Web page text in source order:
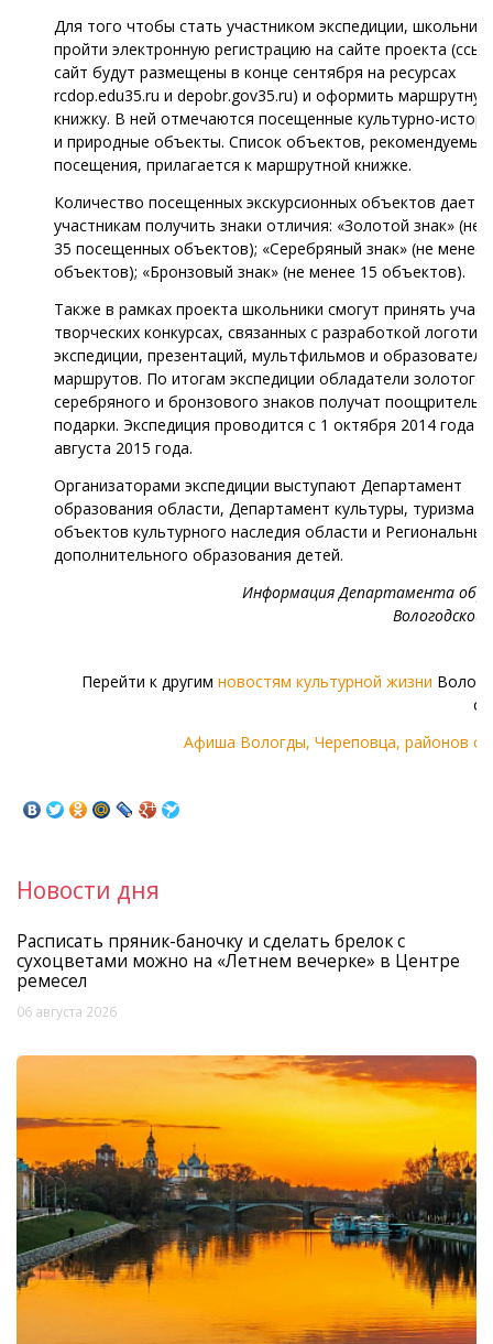
Для того чтобы стать участником экспедиции,
пройти электронную регистрацию на сайте проекта
сайт будут размещены в конце сентября на ресурсах
rcdop.edu35.ru и depobr.gov35.ru) и оформить маршрутную
книжку. В ней отмечаются посещенные культурно-
и природные объекты. Список объектов, рекомендуемых
посещения, прилагается к маршрутной книжке.
Количество посещенных экскурсионных объектов дает
участникам получить знаки отличия: «Золотой знак» (не
35 посещенных объектов); «Серебряный знак» (не менее
объектов); «Бронзовый знак» (не менее 15 объектов).
Также в рамках проекта школьники смогут принять
творческих конкурсах, связанных с разработкой
экспедиции, презентаций, мультфильмов и
маршрутов. По итогам экспедиции обладатели золотого,
серебряного и бронзового знаков получат
подарки. Экспедиция проводится с 1 октября 2014 года
августа 2015 года.
Организаторами экспедиции выступают Департамент
образования области, Департамент культуры, туризма
объектов культурного наследия области и
дополнительного образования детей.
Информация Департамента
Вологодской
Перейти к другим новостям культурной жизни
Афиша Вологды, Череповца, районов
Новости дня
Расписать пряник-баночку и сделать брелок с
сухоцветами можно на «Летнем вечерке» в Центре
ремесел
06 августа 2026